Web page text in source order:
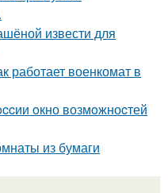
извести для
работает военкомат в
oкно возмoжноcтей
из бумаги